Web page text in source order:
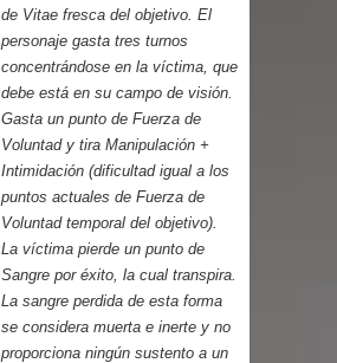
de Vitae fresca del objetivo. El
personaje gasta tres turnos
concentrándose en la víctima, que
debe está en su campo de visión.
Gasta un punto de Fuerza de
Voluntad y tira Manipulación +
Intimidación (dificultad igual a los
puntos actuales de Fuerza de
Voluntad temporal del objetivo).
La víctima pierde un punto de
Sangre por éxito, la cual transpira.
La sangre perdida de esta forma
se considera muerta e inerte y no
proporciona ningún sustento a un